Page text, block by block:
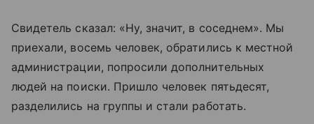
Свидетель сказал: «Ну, значит, в соседнем». Мы
приехали, восемь человек, обратились к местной
администрации, попросили дополнительных
людей на поиски. Пришло человек пятьдесят,
разделились на группы и стали работать.